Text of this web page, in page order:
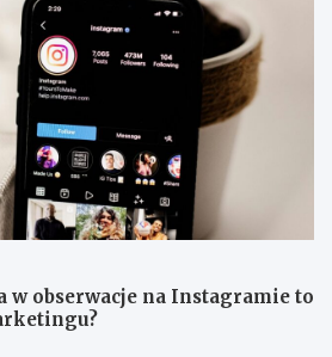
w obserwacje na Instagramie to